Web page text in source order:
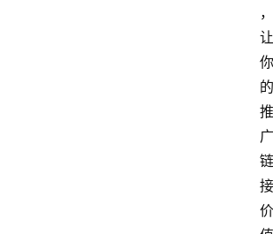
，
让
你
的
推
广
链
接
价